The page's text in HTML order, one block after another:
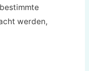
werden,